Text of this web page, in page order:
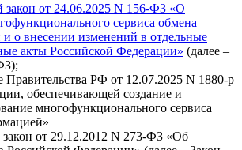
закон от 24.06.2025 N 156-ФЗ «О
сервиса обмена
о внесении изменений в отдельные
акты Российской Федерации» (далее –
Правительства РФ от 12.07.2025 N 1880-р
обеспечивающей создание и
многофункционального сервиса
от 29.12.2012 N 273-ФЗ «Об